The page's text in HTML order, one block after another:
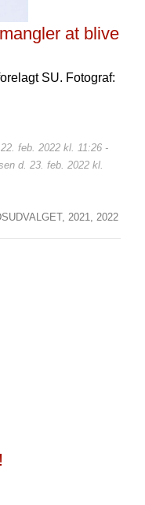
at blive
SU. Fotograf:
feb. 2022 kl. 11:26 -
d. 23. feb. 2022 kl.
2021, 2022